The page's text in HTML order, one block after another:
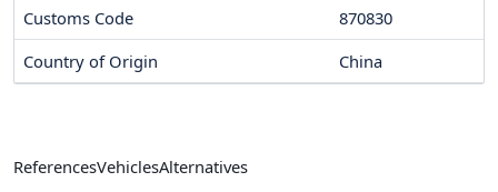
Customs Code
870830
Country of Origin
China
ReferencesVehiclesAlternatives